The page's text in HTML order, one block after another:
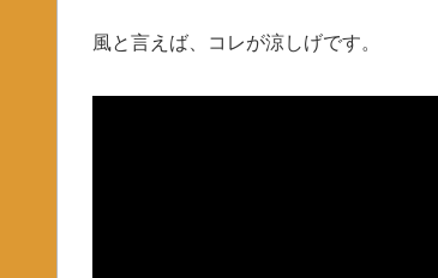
風と言えば、コレが涼しげです。